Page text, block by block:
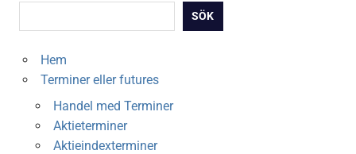
SÖK
Hem
Terminer eller futures
Handel med Terminer
Aktieterminer
Aktieindexterminer